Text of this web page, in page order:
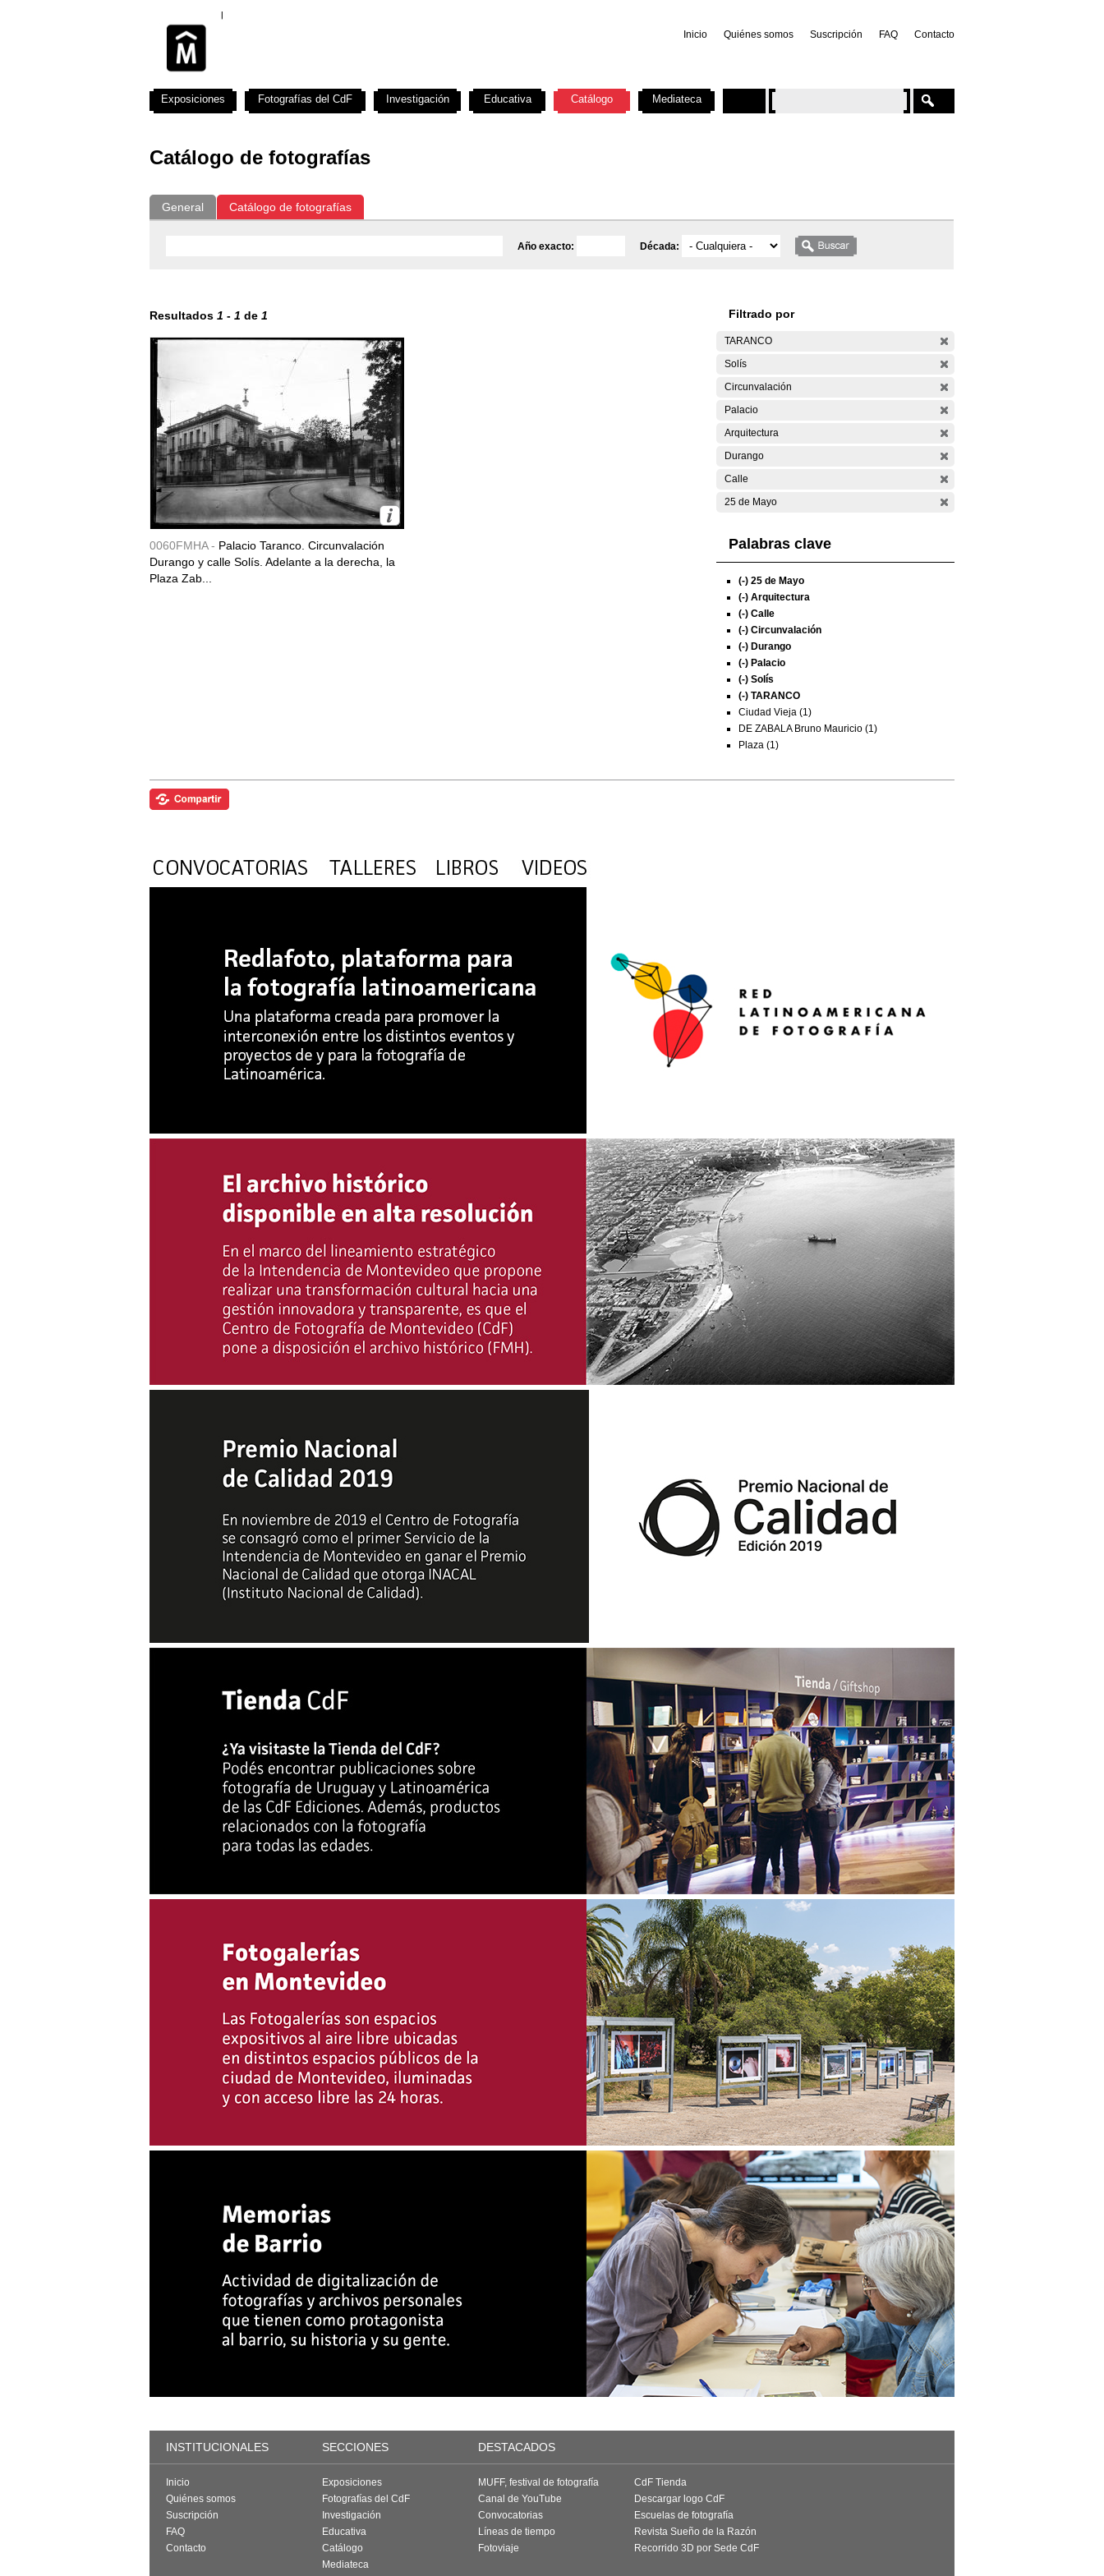
Inicio Quiénes somos Suscripción FAQ Contacto
Catálogo de fotografías
General Catálogo de fotografías
Año exacto: Década:
Resultados 1 - 1 de 1
0060FMHA - Palacio Taranco. Circunvalación
Durango y calle Solís. Adelante a la derecha, la
Plaza Zab...
Filtrado por
TARANCO
Solís
Circunvalación
Palacio
Arquitectura
Durango
Calle
25 de Mayo
Palabras clave
(-) 25 de Mayo
(-) Arquitectura
(-) Calle
(-) Circunvalación
(-) Durango
(-) Palacio
(-) Solís
(-) TARANCO
Ciudad Vieja (1)
DE ZABALA Bruno Mauricio (1)
Plaza (1)
Exposiciones Fotografías del CdF Investigación Educativa Catálogo Mediateca
INSTITUCIONALES SECCIONES DESTACADOS
Inicio
Quiénes somos
Suscripción
FAQ
Contacto
Exposiciones
Fotografías del CdF
Investigación
Educativa
Catálogo
Mediateca
MUFF, festival de fotografía
Canal de YouTube
Convocatorias
Líneas de tiempo
Fotoviaje
CdF Tienda
Descargar logo CdF
Escuelas de fotografía
Revista Sueño de la Razón
Recorrido 3D por Sede CdF